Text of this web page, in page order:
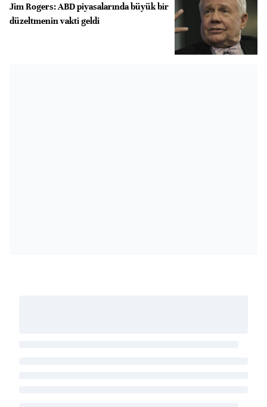
Jim Rogers: ABD piyasalarında büyük bir
düzeltmenin vakti geldi